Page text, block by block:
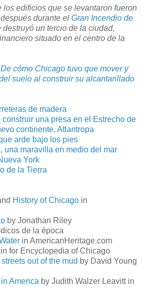
los edificios que se levantaron fueron
durante el Gran Incendio de
destruyó un tercio de la ciudad,
situado en el centro de la
De cómo Chicago tuvo que mover y
suelo al construir su alcantarillado
de madera
una presa en el Estrecho de
continente, Atlantropa
arde bajo los pies
una maravilla en medio del mar
York
de la Tierra
History of Chicago in
by Jonathan Riley
de la época
in AmericanHeritage.com
for Encyclopedia of Chicago
out of the mud by David Young
America by Judith Walzer Leavitt in